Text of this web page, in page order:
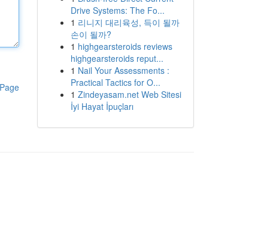
Drive Systems: The Fo...
1 리니지 대리육성, 득이 될까
손이 될까?
1 highgearsteroids reviews
highgearsteroids reput...
1 Nail Your Assessments :
Practical Tactics for O...
1 Zindeyasam.net Web Sitesi
İyi Hayat İpuçları